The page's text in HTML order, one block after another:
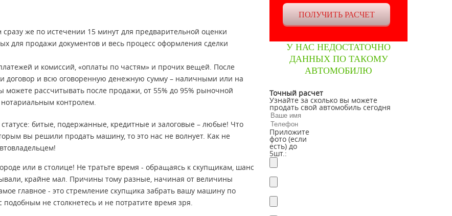
У НАС НЕДОСТАТОЧНО
ДАННЫХ ПО ТАКОМУ
АВТОМОБИЛЮ
Точный расчет
Узнайте за сколько вы можете
продать свой автомобиль сегодня
Приложите
фото (если
есть) до
5шт.:
же по истечении 15 минут для предварительной оценки
для продажи документов и весь процесс оформления сделки
и комиссий, «оплаты по частям» и прочих вещей. После
договор и всю оговоренную денежную сумму – наличными или на
можете рассчитывать после продажи, от 55% до 95% рыночной
контролем.
битые, подержанные, кредитные и залоговые – любые! Что
вы решили продать машину, то это нас не волнует. Как не
или в столице! Не тратьте время - обращаясь к скупщикам, шанс
крайне мал. Причины тому разные, начиная от величины
главное - это стремление скупщика забрать вашу машину по
не столкнетесь и не потратите время зря.